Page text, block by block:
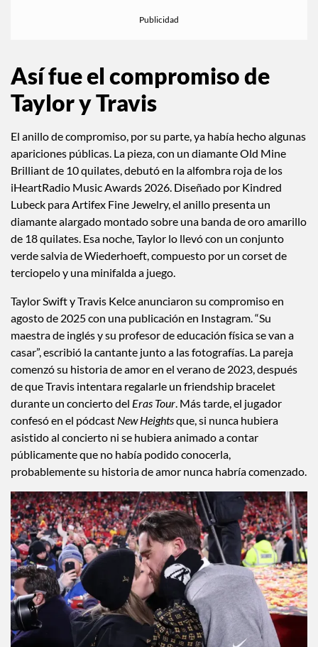
Así fue el compromiso de
Taylor y Travis
El anillo de compromiso, por su parte, ya había hecho algunas
apariciones públicas. La pieza, con un diamante Old Mine
Brilliant de 10 quilates, debutó en la alfombra roja de los
iHeartRadio Music Awards 2026. Diseñado por Kindred
Lubeck para Artifex Fine Jewelry, el anillo presenta un
diamante alargado montado sobre una banda de oro amarillo
de 18 quilates. Esa noche, Taylor lo llevó con un conjunto
verde salvia de Wiederhoeft, compuesto por un corset de
terciopelo y una minifalda a juego.
Taylor Swift y Travis Kelce anunciaron su compromiso en
agosto de 2025 con una publicación en Instagram. “Su
maestra de inglés y su profesor de educación física se van a
casar”, escribió la cantante junto a las fotografías. La pareja
comenzó su historia de amor en el verano de 2023, después
de que Travis intentara regalarle un friendship bracelet
durante un concierto del Eras Tour. Más tarde, el jugador
confesó en el pódcast New Heightsque, si nunca hubiera
asistido al concierto ni se hubiera animado a contar
públicamente que no había podido conocerla,
probablemente su historia de amor nunca habría comenzado.